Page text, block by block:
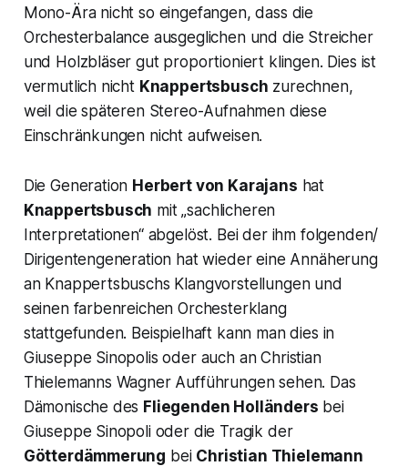
Mono-Ära nicht so eingefangen, dass die
Orchesterbalance ausgeglichen und die Streicher
und Holzbläser gut proportioniert klingen. Dies ist
vermutlich nicht Knappertsbusch zurechnen,
weil die späteren Stereo-Aufnahmen diese
Einschränkungen nicht aufweisen.
Die Generation Herbert von Karajans hat
Knappertsbusch mit „sachlicheren
Interpretationen“ abgelöst. Bei der ihm folgenden/
Dirigentengeneration hat wieder eine Annäherung
an Knappertsbuschs Klangvorstellungen und
seinen farbenreichen Orchesterklang
stattgefunden. Beispielhaft kann man dies in
Giuseppe Sinopolis oder auch an Christian
Thielemanns Wagner Aufführungen sehen. Das
Dämonische des Fliegenden Holländers bei
Giuseppe Sinopoli oder die Tragik der
Götterdämmerung bei Christian Thielemann